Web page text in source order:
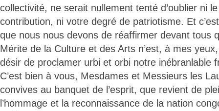
collectivité, ne serait nullement tenté d’oublier ni
contribution, ni votre degré de patriotisme. Et
que nous nous devons de réaffirmer devant tous
Mérite de la Culture et des Arts n’est, à mes
désir de proclamer urbi et orbi notre inébranlable
C’est bien à vous, Mesdames et Messieurs les
convives au banquet de l’esprit, que revient de
l’hommage et la reconnaissance de la nation